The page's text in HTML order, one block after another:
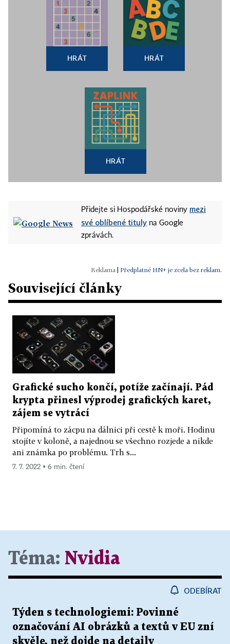
HRÁT HRÁT
HRÁT
Přidejte si Hospodářské noviny mezi
své oblíbené tituly na Google
zprávách.
Předplatné HN+ je zcela bez reklam.
Související články
Grafické sucho končí, potíže začínají. Pád
krypta přinesl výprodej grafických karet,
zájem se vytrácí
Připomíná to zácpu na dálnici při cestě k moři. Hodinu
stojíte v koloně, a najednou se všechno rozjede a nikde
ani známka po problému. Trh s...
7. 7. 2022 ▪ 6 min. čtení
Téma: Nvidia
ODEBÍRAT
Týden s technologiemi: Povinné
označování AI obrázků a textů v EU zní
skvěle, než dojde na detaily